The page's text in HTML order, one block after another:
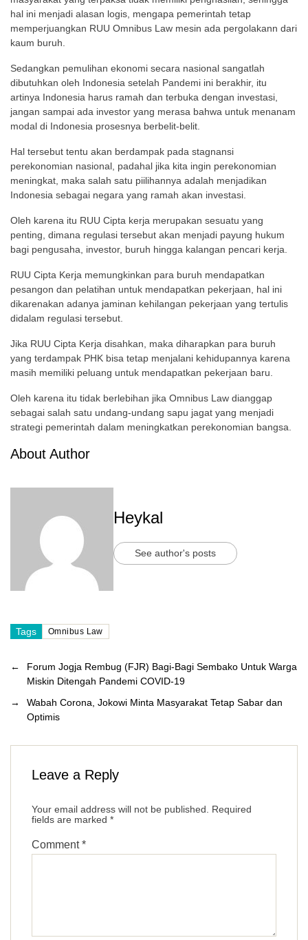
hal ini menjadi alasan logis, mengapa pemerintah tetap
memperjuangkan RUU Omnibus Law mesin ada pergolakann dari
kaum buruh.
Sedangkan pemulihan ekonomi secara nasional sangatlah
dibutuhkan oleh Indonesia setelah Pandemi ini berakhir, itu
artinya Indonesia harus ramah dan terbuka dengan investasi,
jangan sampai ada investor yang merasa bahwa untuk menanam
modal di Indonesia prosesnya berbelit-belit.
Hal tersebut tentu akan berdampak pada stagnansi
perekonomian nasional, padahal jika kita ingin perekonomian
meningkat, maka salah satu piilihannya adalah menjadikan
Indonesia sebagai negara yang ramah akan investasi.
Oleh karena itu RUU Cipta kerja merupakan sesuatu yang
penting, dimana regulasi tersebut akan menjadi payung hukum
bagi pengusaha, investor, buruh hingga kalangan pencari kerja.
RUU Cipta Kerja memungkinkan para buruh mendapatkan
pesangon dan pelatihan untuk mendapatkan pekerjaan, hal ini
dikarenakan adanya jaminan kehilangan pekerjaan yang tertulis
didalam regulasi tersebut.
Jika RUU Cipta Kerja disahkan, maka diharapkan para buruh
yang terdampak PHK bisa tetap menjalani kehidupannya karena
masih memiliki peluang untuk mendapatkan pekerjaan baru.
Oleh karena itu tidak berlebihan jika Omnibus Law dianggap
sebagai salah satu undang-undang sapu jagat yang menjadi
strategi pemerintah dalam meningkatkan perekonomian bangsa.
About Author
Heykal
See author's posts
Tags Omnibus Law
←
Forum Jogja Rembug (FJR) Bagi-Bagi Sembako Untuk Warga
Miskin Ditengah Pandemi COVID-19
→
Wabah Corona, Jokowi Minta Masyarakat Tetap Sabar dan
Optimis
Leave a Reply
Your email address will not be published.
Required
fields are marked *
Comment*